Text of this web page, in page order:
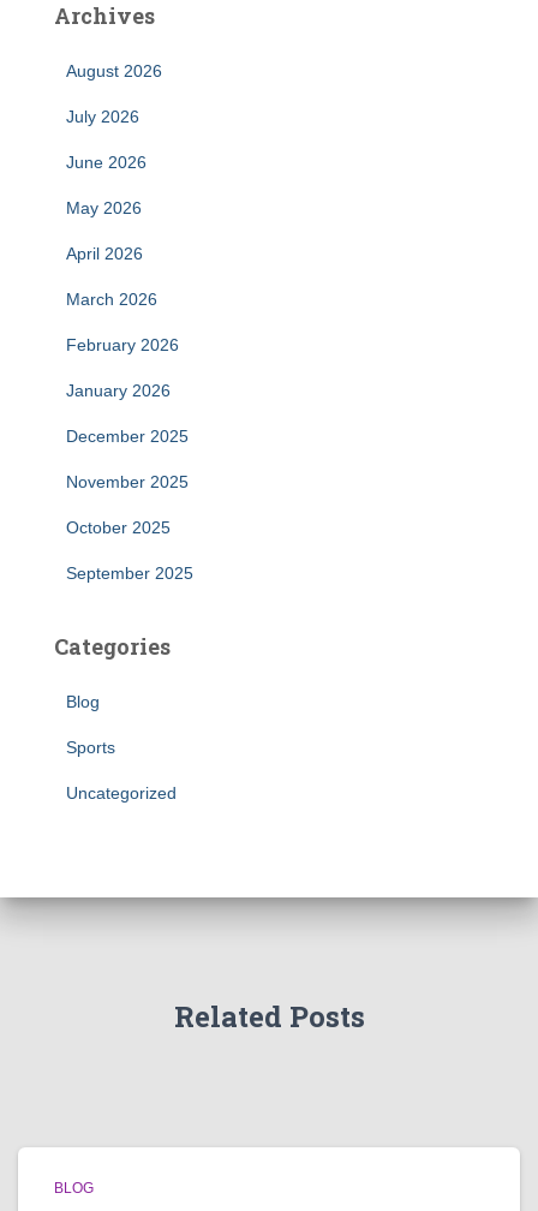
Archives
August 2026
July 2026
June 2026
May 2026
April 2026
March 2026
February 2026
January 2026
December 2025
November 2025
October 2025
September 2025
Categories
Blog
Sports
Uncategorized
Related Posts
BLOG